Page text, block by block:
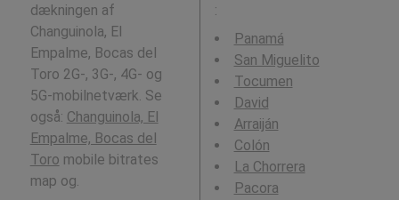
dækningen af
Changuinola, El
Empalme, Bocas del
Toro 2G-, 3G-, 4G- og
5G-mobilnetværk. Se
også: Changuinola, El
Empalme, Bocas del
Toro mobile bitrates
map og.
:
Panamá
San Miguelito
Tocumen
David
Arraiján
Colón
La Chorrera
Pacora